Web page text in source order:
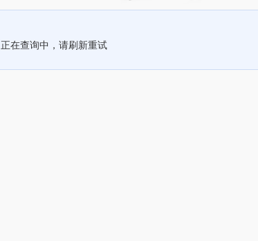
正在查询中，请刷新重试